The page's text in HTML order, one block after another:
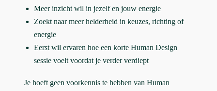
Meer inzicht wil in jezelf en jouw energie
Zoekt naar meer helderheid in keuzes, richting of
energie
Eerst wil ervaren hoe een korte Human Design
sessie voelt voordat je verder verdiept
Je hoeft geen voorkennis te hebben van Human